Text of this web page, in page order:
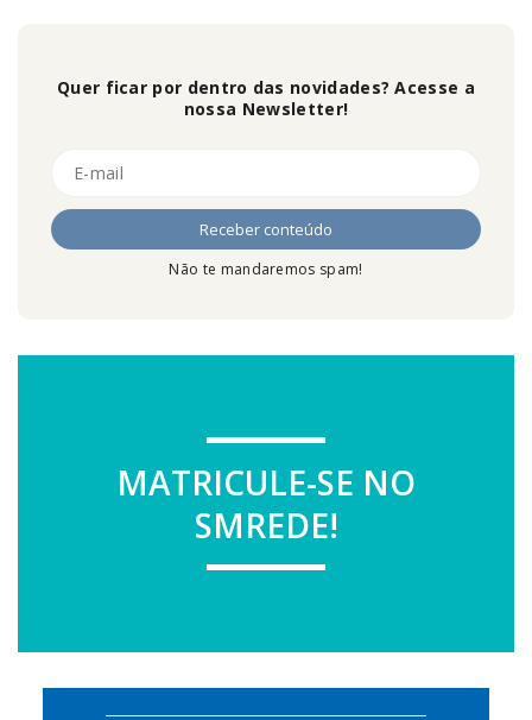
Quer ficar por dentro das novidades? Acesse a
nossa Newsletter!
Não te mandaremos spam!
MATRICULE-SE NO
SMREDE!